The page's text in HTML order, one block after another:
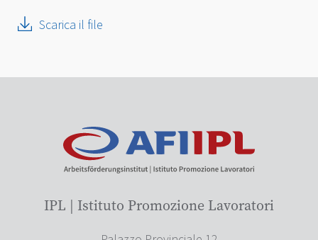
Scarica il file
IPL | Istituto Promozione Lavoratori